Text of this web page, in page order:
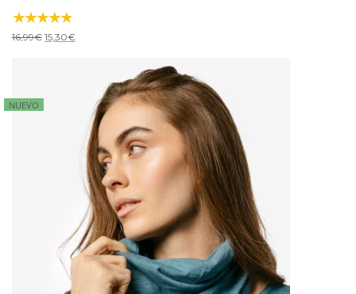
16,99€ El
15,30€El
NUEVO